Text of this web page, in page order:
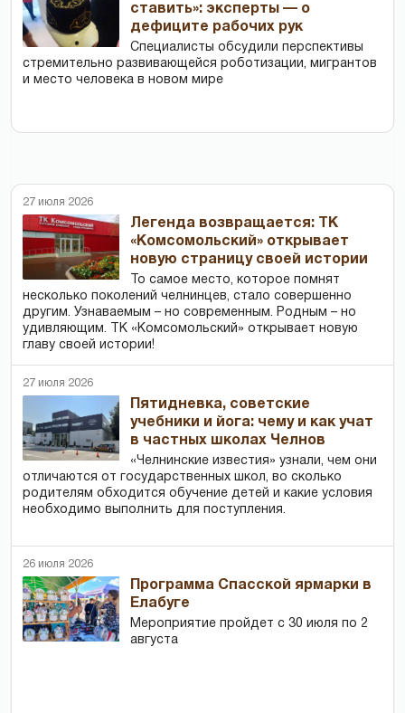
ставить»: эксперты — о
дефиците рабочих рук
Специалисты обсудили перспективы
стремительно развивающейся роботизации, мигрантов
и место человека в новом мире
27 июля 2026
Легенда возвращается: ТК
«Комсомольский» открывает
новую страницу своей истории
То самое место, которое помнят
несколько поколений челнинцев, стало совершенно
другим. Узнаваемым – но современным. Родным – но
удивляющим. ТК «Комсомольский» открывает новую
главу своей истории!
27 июля 2026
Пятидневка, советские
учебники и йога: чему и как учат
в частных школах Челнов
«Челнинские известия» узнали, чем они
отличаются от государственных школ, во сколько
родителям обходится обучение детей и какие условия
необходимо выполнить для поступления.
26 июля 2026
Программа Спасской ярмарки в
Елабуге
Мероприятие пройдет с 30 июля по 2
августа